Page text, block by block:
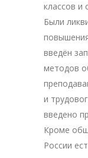
классов и
Были
введён
методов
и
введено
Кроме
России